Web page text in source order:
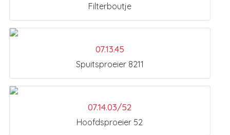
Filterboutje
07.13.45
Spuitsproeier 8211
07.14.03/52
Hoofdsproeier 52